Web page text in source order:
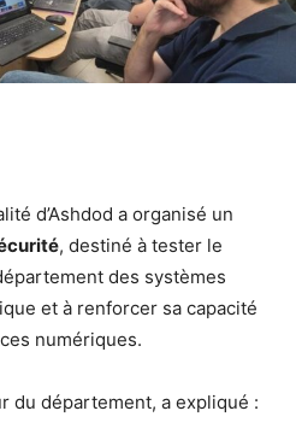
d’Ashdod a organisé un
, destiné à tester le
des systèmes
et à renforcer sa capacité
numériques.
du département, a expliqué :